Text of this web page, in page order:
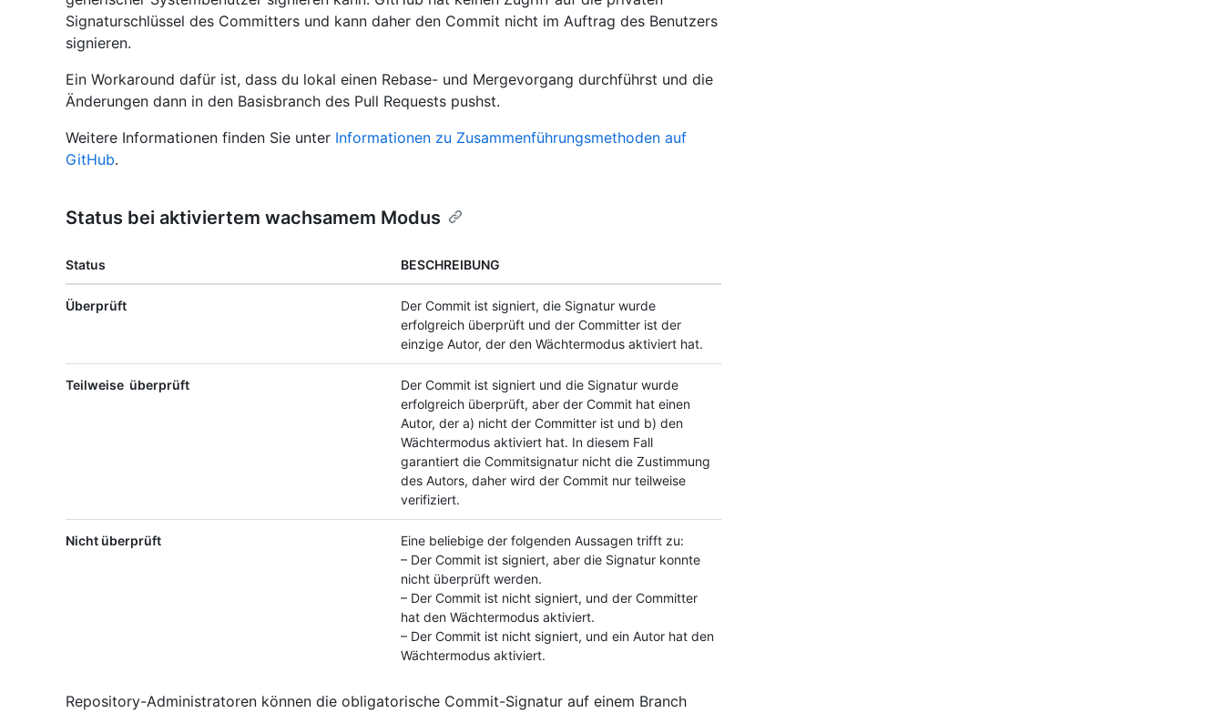
Signaturschlüssel des Committers und kann daher den Commit nicht im Auftrag des Benutzers
signieren.
Ein Workaround dafür ist, dass du lokal einen Rebase- und Mergevorgang durchführst und die
Änderungen dann in den Basisbranch des Pull Requests pushst.
Weitere Informationen finden Sie unter Informationen zu Zusammenführungsmethoden auf
GitHub.
Status bei aktiviertem wachsamem Modus
Status BESCHREIBUNG
Überprüft
Der Commit ist signiert, die Signatur wurde
erfolgreich überprüft und der Committer ist der
einzige Autor, der den Wächtermodus aktiviert hat.
Teilweise überprüft
Der Commit ist signiert und die Signatur wurde
erfolgreich überprüft, aber der Commit hat einen
Autor, der a) nicht der Committer ist und b) den
Wächtermodus aktiviert hat. In diesem Fall
garantiert die Commitsignatur nicht die Zustimmung
des Autors, daher wird der Commit nur teilweise
verifiziert.
Nicht überprüft
Eine beliebige der folgenden Aussagen trifft zu:
– Der Commit ist signiert, aber die Signatur konnte
nicht überprüft werden.
– Der Commit ist nicht signiert, und der Committer
hat den Wächtermodus aktiviert.
– Der Commit ist nicht signiert, und ein Autor hat den
Wächtermodus aktiviert.
Repository-Administratoren können die obligatorische Commit-Signatur auf einem Branch